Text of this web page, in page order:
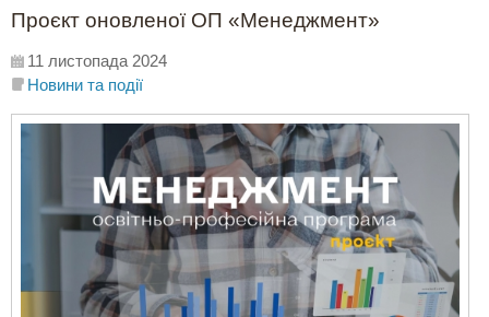
Проєкт оновленої ОП «Менеджмент»
11 листопада 2024
Новини та події